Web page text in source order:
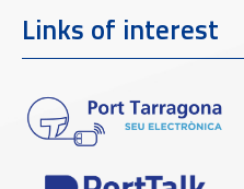
Links of interest